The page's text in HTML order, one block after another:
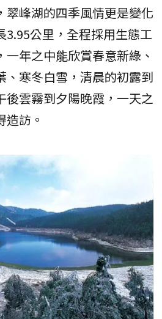
翠峰湖的四季風情更是變化
3.95公里，全程採用生態工
年之中能欣賞春意新綠、
、寒冬白雪，清晨的初露到
後雲霧到夕陽晚霞，一天之
造訪。